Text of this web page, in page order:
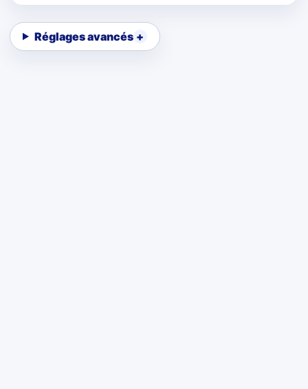
Réglages avancés